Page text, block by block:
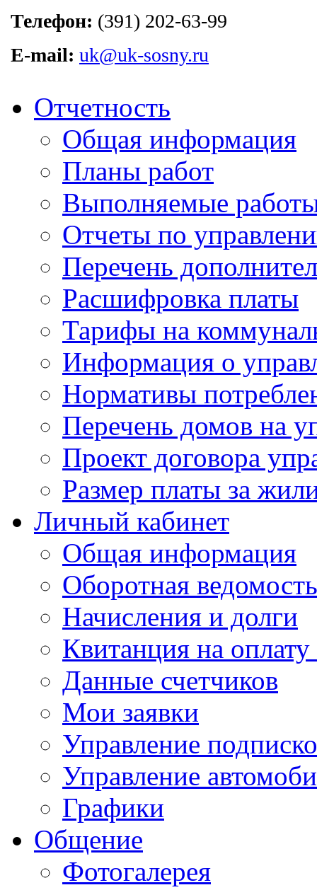
Телефон: (391) 202-63-99
E-mail: uk@uk-sosny.ru
Отчетность
Общая информация
Планы работ
Выполняемые
Отчеты по
Перечень
Расшифровка платы
Тарифы на
Информация о
Нормативы
Перечень домов на
Проект договора
Размер платы за
Личный кабинет
Общая информация
Оборотная ведомость
Начисления и долги
Квитанция на
Данные счетчиков
Мои заявки
Управление
Управление
Графики
Общение
Фотогалерея